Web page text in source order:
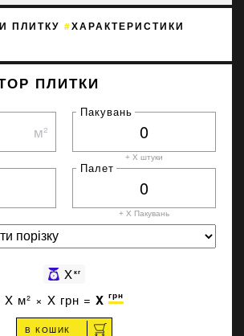
ПЛИТКУ
ХАРАКТЕРИСТИКИ
ПЛИТКИ
м²
Пакувань
+ X штуки
Палет
+ X Пакувань
Xкг
X м² × X грн = X грн
В КОШИК